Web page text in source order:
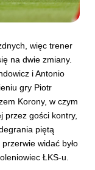
więc trener
na dwie zmiany.
i Antonio
gry Piotr
Korony, w czym
przez gości kontry,
piętą
widać było
ŁKS-u.